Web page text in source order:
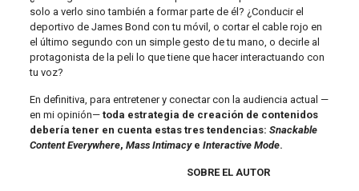
solo a verlo sino también a formar parte de él? ¿Conducir el
deportivo de James Bond con tu móvil, o cortar el cable rojo en
el último segundo con un simple gesto de tu mano, o decirle al
protagonista de la peli lo que tiene que hacer interactuando con
tu voz?
En definitiva, para entretener y conectar con la audiencia actual —
en mi opinión— toda estrategia de creación de contenidos
debería tener en cuenta estas tres tendencias: Snackable
Content Everywhere, Mass Intimacye Interactive Mode.
SOBRE EL AUTOR